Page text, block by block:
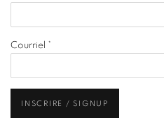
Courriel *
INSCRIRE / SIGNUP